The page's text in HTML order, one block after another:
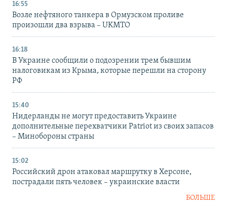
16:55
Возле нефтяного танкера в Ормузском проливе
произошли два взрыва – UKMTO
16:18
В Украине сообщили о подозрении трем бывшим
налоговикам из Крыма, которые перешли на сторону
РФ
15:40
Нидерланды не могут предоставить Украине
дополнительные перехватчики Patriot из своих запасов
– Минобороны страны
15:02
Российский дрон атаковал маршрутку в Херсоне,
пострадали пять человек – украинские власти
БОЛЬШЕ